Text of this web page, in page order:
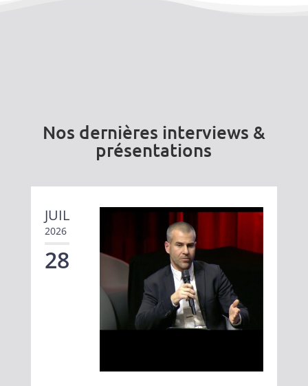
Nos dernières interviews &
présentations
JUIL
2026
28